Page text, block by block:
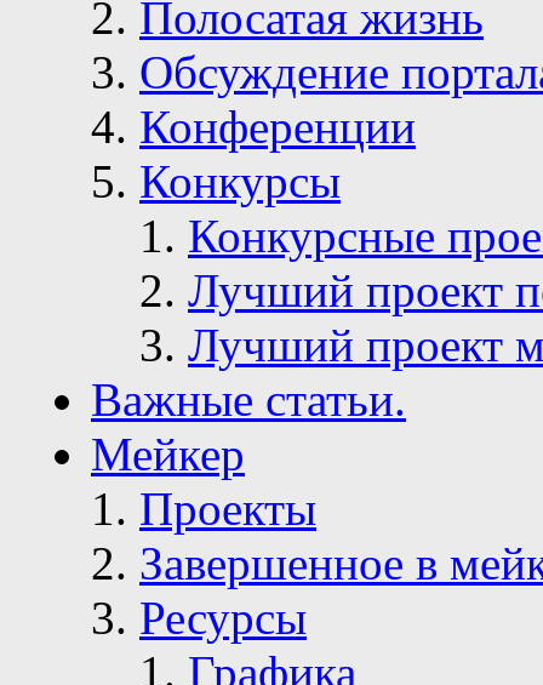
Полосатая жизнь
Обсуждение
Конференции
Конкурсы
Конкурсные
Лучший проект
Лучший проект
Важные статьи.
Мейкер
Проекты
Завершенное в
Ресурсы
Графика